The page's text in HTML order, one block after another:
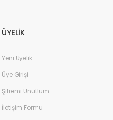
ÜYELİK
Yeni Üyelik
Üye Girişi
Şifremi Unuttum
İletişim Formu